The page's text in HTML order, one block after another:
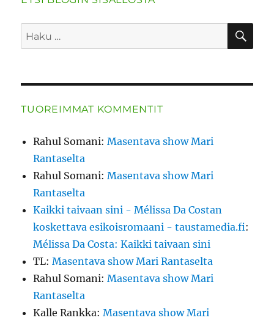
Etsi:
TUOREIMMAT KOMMENTIT
Rahul Somani:Masentava show Mari
Rantaselta
Rahul Somani:Masentava show Mari
Rantaselta
Kaikki taivaan sini - Mélissa Da Costan
koskettava esikoisromaani - taustamedia.fi:
Mélissa Da Costa: Kaikki taivaan sini
TL:Masentava show Mari Rantaselta
Rahul Somani:Masentava show Mari
Rantaselta
Kalle Rankka:Masentava show Mari